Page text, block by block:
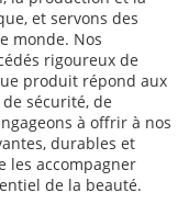
et servons des
monde. Nos
rigoureux de
produit répond aux
sécurité, de
à offrir à nos
durables et
les accompagner
de la beauté.